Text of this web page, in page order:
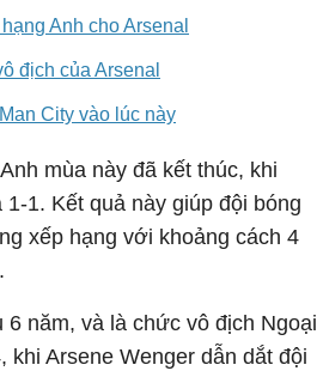
Anh cho Arsenal
địch của Arsenal
City vào lúc này
mùa này đã kết thúc, khi
1. Kết quả này giúp đội bóng
xếp hạng với khoảng cách 4
năm, và là chức vô địch Ngoại
khi Arsene Wenger dẫn dắt đội